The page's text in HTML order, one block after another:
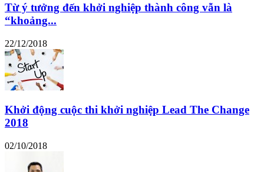
Từ ý tưởng đến khởi nghiệp thành công vẫn là
“khoảng...
22/12/2018
Khởi động cuộc thi khởi nghiệp Lead The Change
2018
02/10/2018